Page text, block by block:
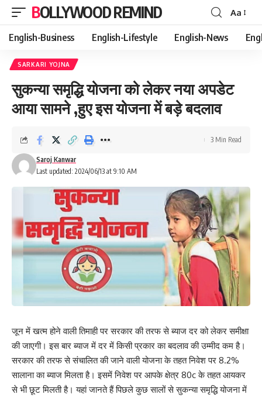
BOLLYWOOD REMIND
Font
Resizer
Aa
English-Business English-Lifestyle English-News
SARKARI YOJNA
सुकन्या समृद्धि योजना को लेकर नया अपडेट
आया सामने ,हुए इस योजना में बड़े बदलाव
Last updated: 2024/06/13 at 9:10 AM
Saroj Kanwar
3 Min Read
जून में खत्म होने वाली तिमाही पर सरकार की तरफ से ब्याज दर को लेकर समीक्षा
की जाएगी। इस बार ब्याज में दर में किसी प्रकार का बदलाव की उम्मीद कम है।
सरकार की तरफ से संचालित की जाने वाली योजना के तहत निवेश पर 8.2%
सालाना का ब्याज मिलता है। इसमें निवेश पर आपके क्षेत्र 80c के तहत आयकर
से भी छूट मिलती है। यहां जानते हैं पिछले कुछ सालों से सुकन्या समृद्धि योजना में